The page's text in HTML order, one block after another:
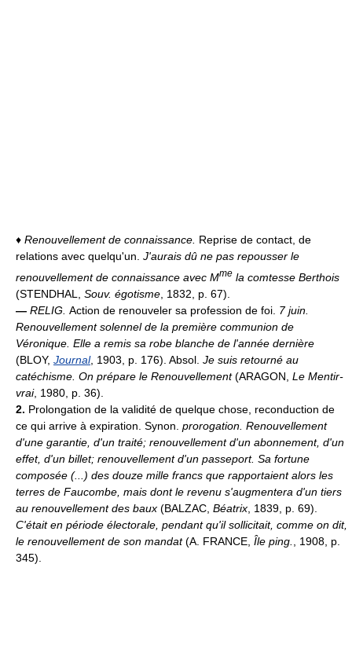
♦ Renouvellement de connaissance. Reprise de contact, de
relations avec quelqu'un. J'aurais dû ne pas repousser le
renouvellement de connaissance avec Mme la comtesse Berthois
(STENDHAL, Souv. égotisme , 1832, p. 67).
— RELIG. Action de renouveler sa profession de foi. 7 juin.
Renouvellement solennel de la première communion de
Véronique. Elle a remis sa robe blanche de l'année dernière
(BLOY, Journal, 1903, p. 176). Absol. Je suis retourné au
catéchisme. On prépare le Renouvellement(ARAGON, Le Mentir-
vrai, 1980, p. 36).
2. Prolongation de la validité de quelque chose, reconduction de
ce qui arrive à expiration. Synon. prorogation. Renouvellement
d'une garantie, d'un traité; renouvellement d'un abonnement, d'un
effet, d'un billet; renouvellement d'un passeport. Sa fortune
composée (...) des douze mille francs que rapportaient alors les
terres de Faucombe, mais dont le revenu s'augmentera d'un tiers
au renouvellement des baux (BALZAC, Béatrix , 1839, p. 69).
C'était en période électorale, pendant qu'il sollicitait, comme on dit,
le renouvellement de son mandat(A. FRANCE, Île ping.
, 1908, p.
345).